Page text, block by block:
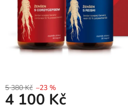
5 380 Kč –23 %
4 100 Kč